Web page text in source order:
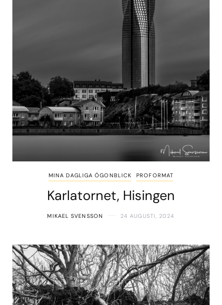
MINA DAGLIGA ÖGONBLICK PROFORMAT
Karlatornet, Hisingen
MIKAEL SVENSSON 24 AUGUSTI, 2024